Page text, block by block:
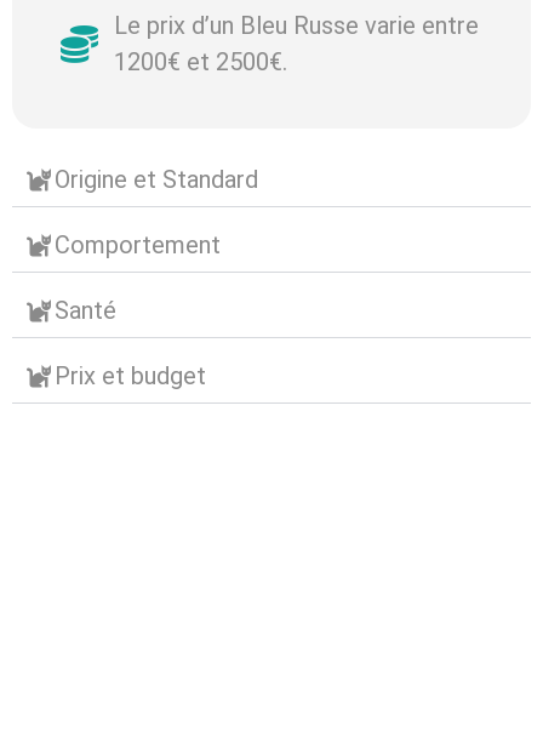
Le prix d’un Bleu Russe varie entre
1200€ et 2500€.
Origine et Standard
Comportement
Santé
Prix et budget